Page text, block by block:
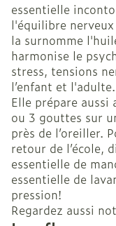
essentielle
l'équilibre
la surnomme
harmonise le
stress, tensions
l’enfant et l'adulte.
Elle prépare aussi
ou 3 gouttes sur
près de l’oreiller.
retour de l’école,
essentielle de
essentielle de
pression!
Regardez aussi